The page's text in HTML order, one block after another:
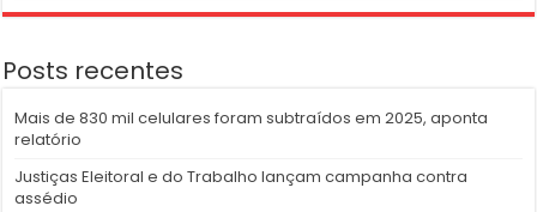
Posts recentes
Mais de 830 mil celulares foram subtraídos em 2025, aponta
relatório
Justiças Eleitoral e do Trabalho lançam campanha contra
assédio